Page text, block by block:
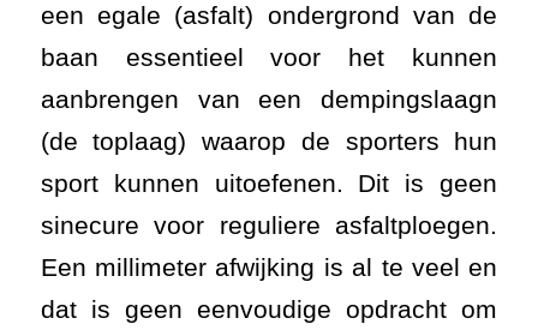
een egale (asfalt) ondergrond van de
baan essentieel voor het kunnen
aanbrengen van een dempingslaagn
(de toplaag) waarop de sporters hun
sport kunnen uitoefenen. Dit is geen
sinecure voor reguliere asfaltploegen.
Een millimeter afwijking is al te veel en
dat is geen eenvoudige opdracht om